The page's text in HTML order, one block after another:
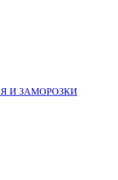
И ЗАМОРОЗКИ